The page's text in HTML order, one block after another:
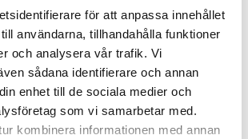
för att anpassa innehållet
användarna, tillhandahålla funktioner
och analysera vår trafik. Vi
sådana identifierare och annan
enhet till de sociala medier och
som vi samarbetar med.
kombinera informationen med annan
skickas från oss inom 0-1 vardagar
en ny formulering som kommer att
sin fantastiska penselvänlighet,